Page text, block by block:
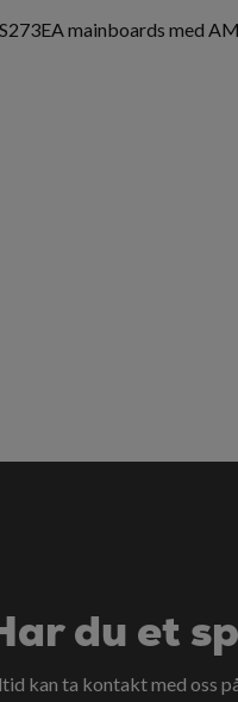
mainboards med
du et
kan ta kontakt med oss